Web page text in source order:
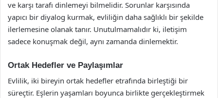
ve karşı tarafı dinlemeyi bilmelidir. Sorunlar karşısında
yapıcı bir diyalog kurmak, evliliğin daha sağlıklı bir şekilde
ilerlemesine olanak tanır. Unutulmamalıdır ki, iletişim
sadece konuşmak değil, aynı zamanda dinlemektir.
Ortak Hedefler ve Paylaşımlar
Evlilik, iki bireyin ortak hedefler etrafında birleştiği bir
süreçtir. Eşlerin yaşamları boyunca birlikte gerçekleştirmek